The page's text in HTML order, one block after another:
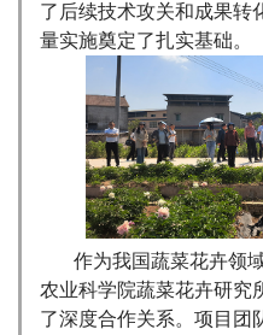
了后续技术攻关和成果转
量实施奠定了扎实基础。
作为我国蔬菜花卉领域
农业科学院蔬菜花卉研究
了深度合作关系。项目团